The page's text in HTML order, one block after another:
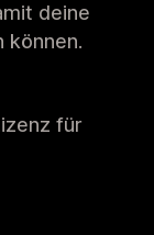
deine
können.
für